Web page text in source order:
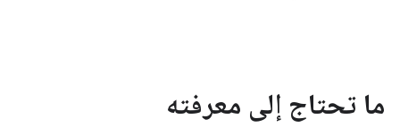
ما تحتاج إلى معرفته